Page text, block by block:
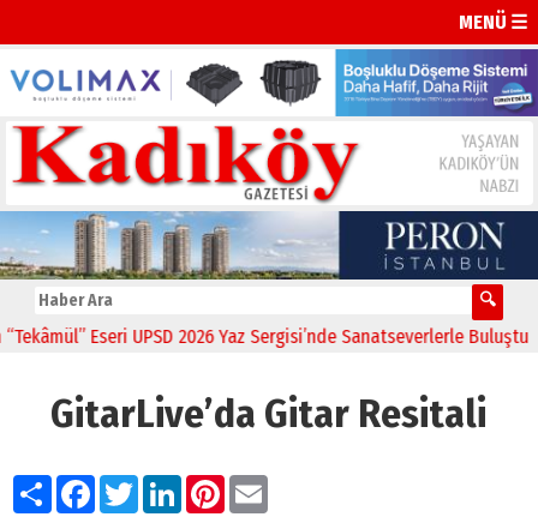
MENÜ ☰
Eseri UPSD 2026 Yaz Sergisi’nde Sanatseverlerle Buluştu
GitarLive’da Gitar Resitali
PaylaşFacebook
TwitterLinkedIn
Pinterest
Email